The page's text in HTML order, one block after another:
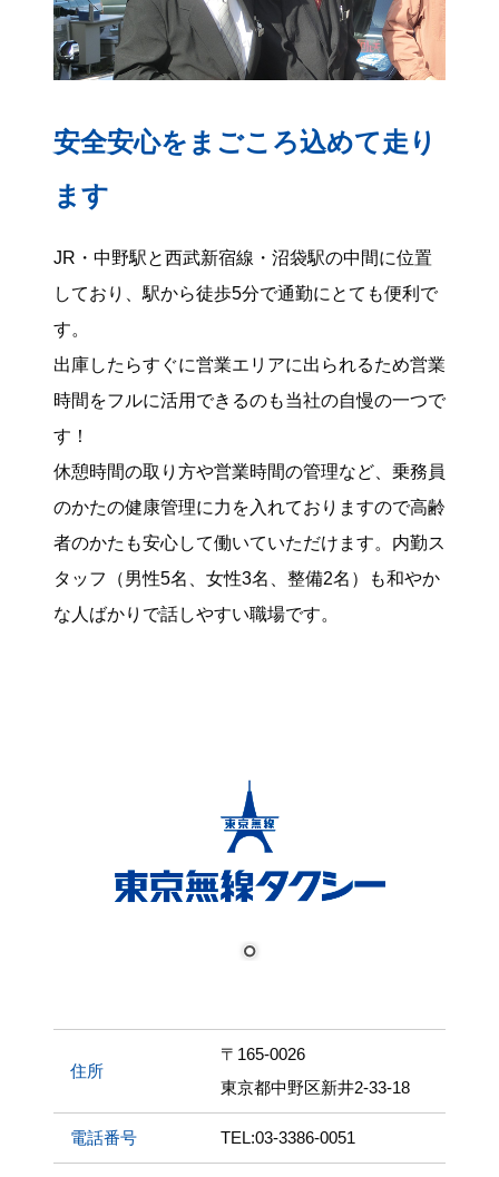
安全安心をまごころ込めて走り
ます
JR・中野駅と西武新宿線・沼袋駅の中間に位置
しており、駅から徒歩5分で通勤にとても便利で
す。
出庫したらすぐに営業エリアに出られるため営業
時間をフルに活用できるのも当社の自慢の一つで
す！
休憩時間の取り方や営業時間の管理など、乗務員
のかたの健康管理に力を入れておりますので高齢
者のかたも安心して働いていただけます。内勤ス
タッフ（男性5名、女性3名、整備2名）も和やか
な人ばかりで話しやすい職場です。
住所
〒165-0026
東京都中野区新井2-33-18
電話番号 TEL:03-3386-0051